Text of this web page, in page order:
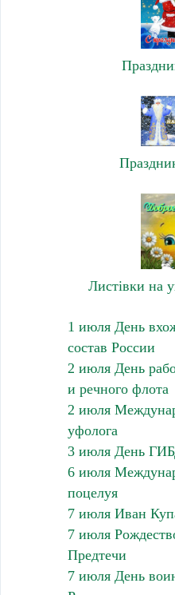
Листівки на
1 июля День
состав России
2 июля День
и речного флота
2 июля
уфолога
3 июля День
6 июля
поцелуя
7 июля Иван
7 июля
Предтечи
7 июля День